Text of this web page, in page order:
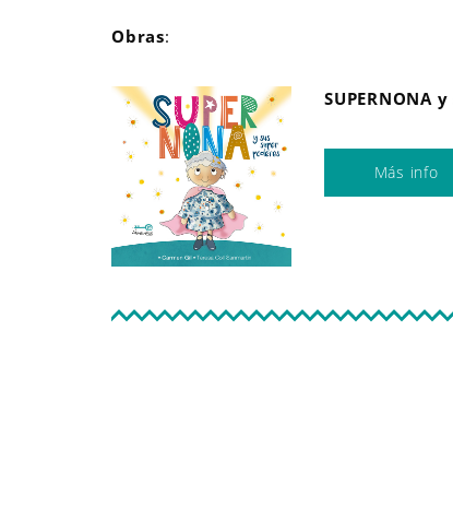
Obras:
SUPERNONA
Más info